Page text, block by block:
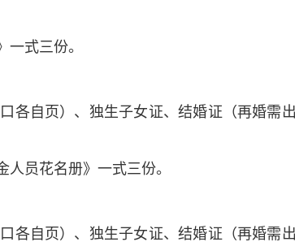
式三份。
各自页）、独生子女证、结婚证（再婚需
员花名册》一式三份。
各自页）、独生子女证、结婚证（再婚需